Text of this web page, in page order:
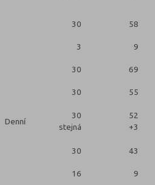
30 58
3 9
30 69
30 55
Denní
30
stejná
52
+3
30 43
16 9